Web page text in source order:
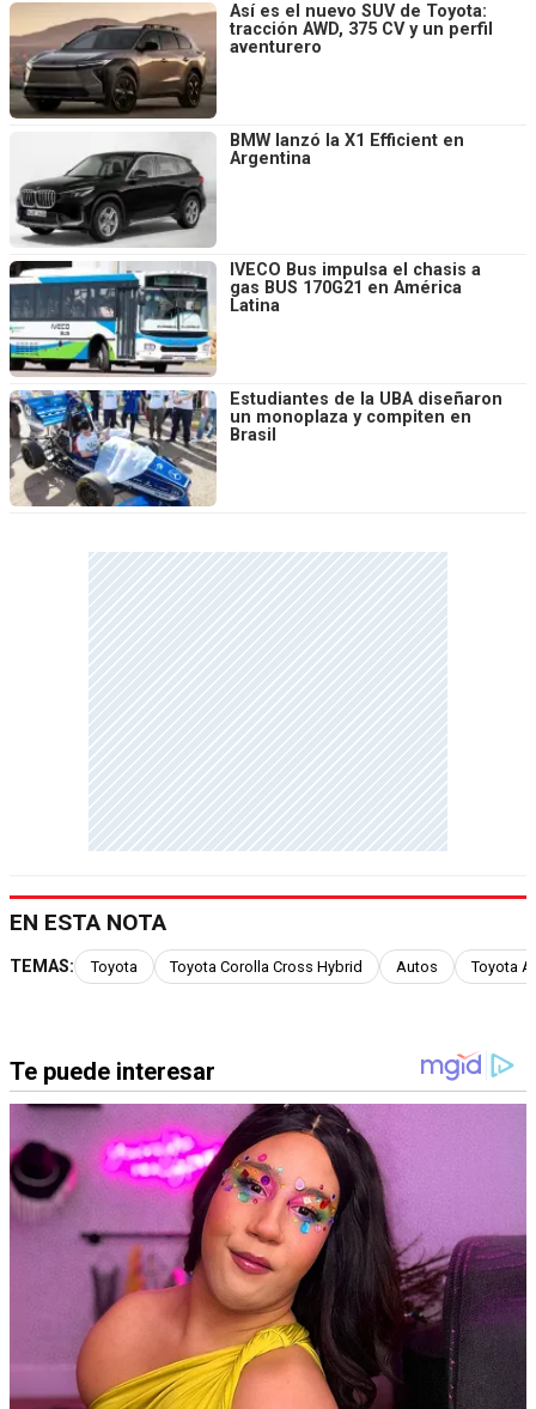
Así es el nuevo SUV de Toyota:
tracción AWD, 375 CV y un perfil
aventurero
BMW lanzó la X1 Efficient en
Argentina
IVECO Bus impulsa el chasis a
gas BUS 170G21 en América
Latina
Estudiantes de la UBA diseñaron
un monoplaza y compiten en
Brasil
EN ESTA NOTA
TEMAS: Toyota Toyota Corolla Cross Hybrid Autos Toyota